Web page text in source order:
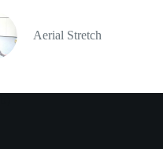
Aerial Stretch